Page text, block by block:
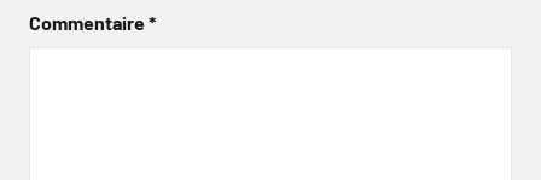
Commentaire*